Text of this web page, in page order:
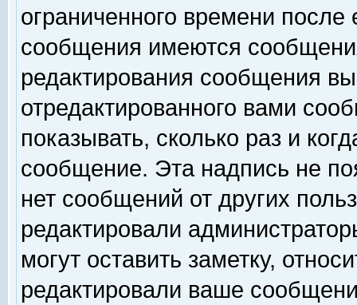
ограниченного времени
сообщения имеются
редактирования сообщения
отредактированного вами
показывать, сколько раз и
сообщение. Эта надпись не
нет сообщений от других
редактировали
могут оставить заметку,
редактировали ваше